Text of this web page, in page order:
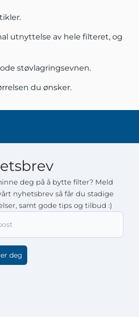
utnyttelse av hele filteret, og
støvlagringsevnen.
du ønsker.
deg på å bytte filter? Meld
nyhetsbrev så får du stadige
samt gode tips og tilbud :)
deg